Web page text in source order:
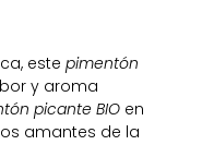
este pimentón
y aroma
picante BIO en
amantes de la